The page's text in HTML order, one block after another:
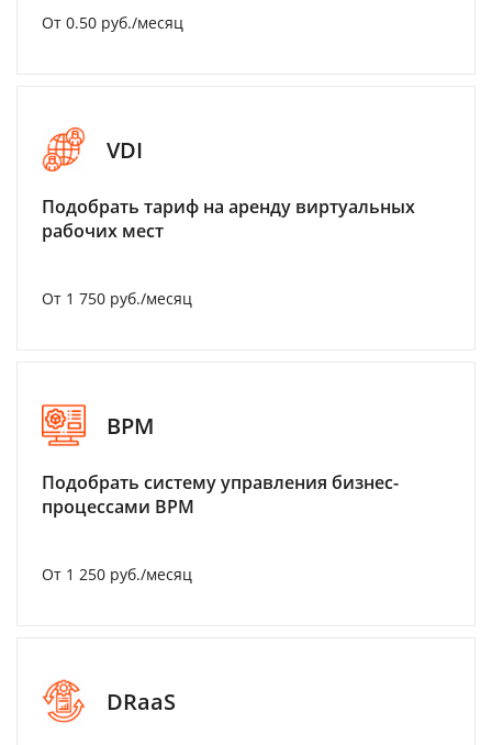
От 0.50 руб./месяц
VDI
Подобрать тариф на аренду виртуальных
рабочих мест
От 1 750 руб./месяц
BPM
Подобрать систему управления бизнес-
процессами BPM
От 1 250 руб./месяц
DRaaS